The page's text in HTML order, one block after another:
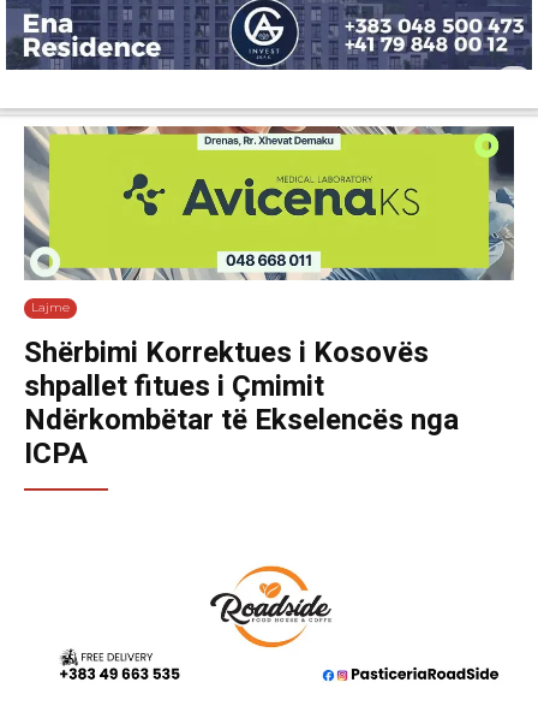
Lajme
Shërbimi Korrektues i Kosovës
shpallet fitues i Çmimit
Ndërkombëtar të Ekselencës nga
ICPA